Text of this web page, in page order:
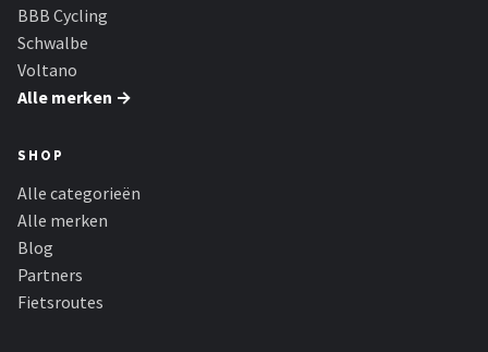
BBB Cycling
Schwalbe
Voltano
Alle merken →
SHOP
Alle categorieën
Alle merken
Blog
Partners
Fietsroutes